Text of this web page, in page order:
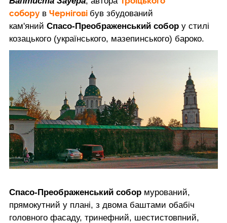
собору в Чернігові був збудований
кам'яний Спасо-Преображенський собор у стилі
козацького (українського, мазепинського) бароко.
Спасо-Преображенський собор мурований,
прямокутний у плані, з двома баштами обабіч
головного фасаду, тринефний, шестистовпний,